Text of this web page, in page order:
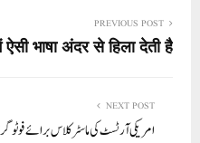
A
pp
ok
r
In PREVIOUS POST
ऐसी भाषा अंदर से हिला देती है
NEXT POST
امریکی آرٹسٹ کی ماسٹر کلاس برائے